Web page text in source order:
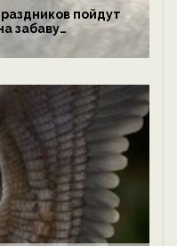
пойдут
забаву
— новости